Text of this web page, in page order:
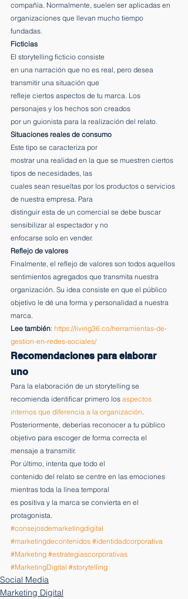
compañía. Normalmente, suelen ser aplicadas en
organizaciones que llevan mucho tiempo
fundadas.
Ficticias
El storytelling ficticio consiste
en una narración que no es real, pero desea
transmitir una situación que
refleje ciertos aspectos de tu marca. Los
personajes y los hechos son creados
por un guionista para la realización del relato.
Situaciones reales de consumo
Este tipo se caracteriza por
mostrar una realidad en la que se muestren ciertos
tipos de necesidades, las
cuales sean resueltas por los productos o servicios
de nuestra empresa. Para
distinguir esta de un comercial se debe buscar
sensibilizar al espectador y no
enfocarse solo en vender.
Reflejo de valores
Finalmente, el reflejo de valores son todos aquellos
sentimientos agregados que transmita nuestra
organización. Su idea consiste en que el público
objetivo le dé una forma y personalidad a nuestra
marca.
Lee también: https://living36.co/herramientas-de-
gestion-en-redes-sociales/
Recomendaciones para elaborar
uno
Para la elaboración de un storytelling se
recomienda identificar primero los aspectos
internos que diferencia a la organización.
Posteriormente, deberías reconocer a tu público
objetivo para escoger de forma correcta el
mensaje a transmitir.
Por último, intenta que todo el
contenido del relato se centre en las emociones
mientras toda la línea temporal
es positiva y la marca se convierta en el
protagonista.
#consejosdemarketingdigital
#marketingdecontenidos #identidadcorporativa
#Marketing #estrategiascorporativas
#MarketingDigital #storytelling
Social Media
Marketing Digital